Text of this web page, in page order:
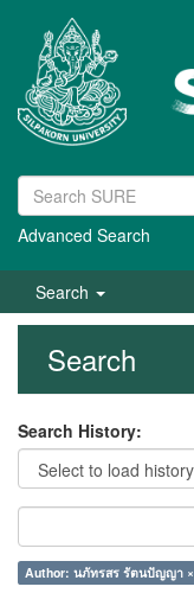
Advanced Search
Search
Search
Search History:
Author: นภัทรสร รัตนปัญญา ×